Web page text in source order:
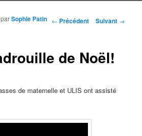
Navigation des articles
← Précédent Suivant →
de Noël!
parSophie Patin
de maternelle et ULIS ont assisté